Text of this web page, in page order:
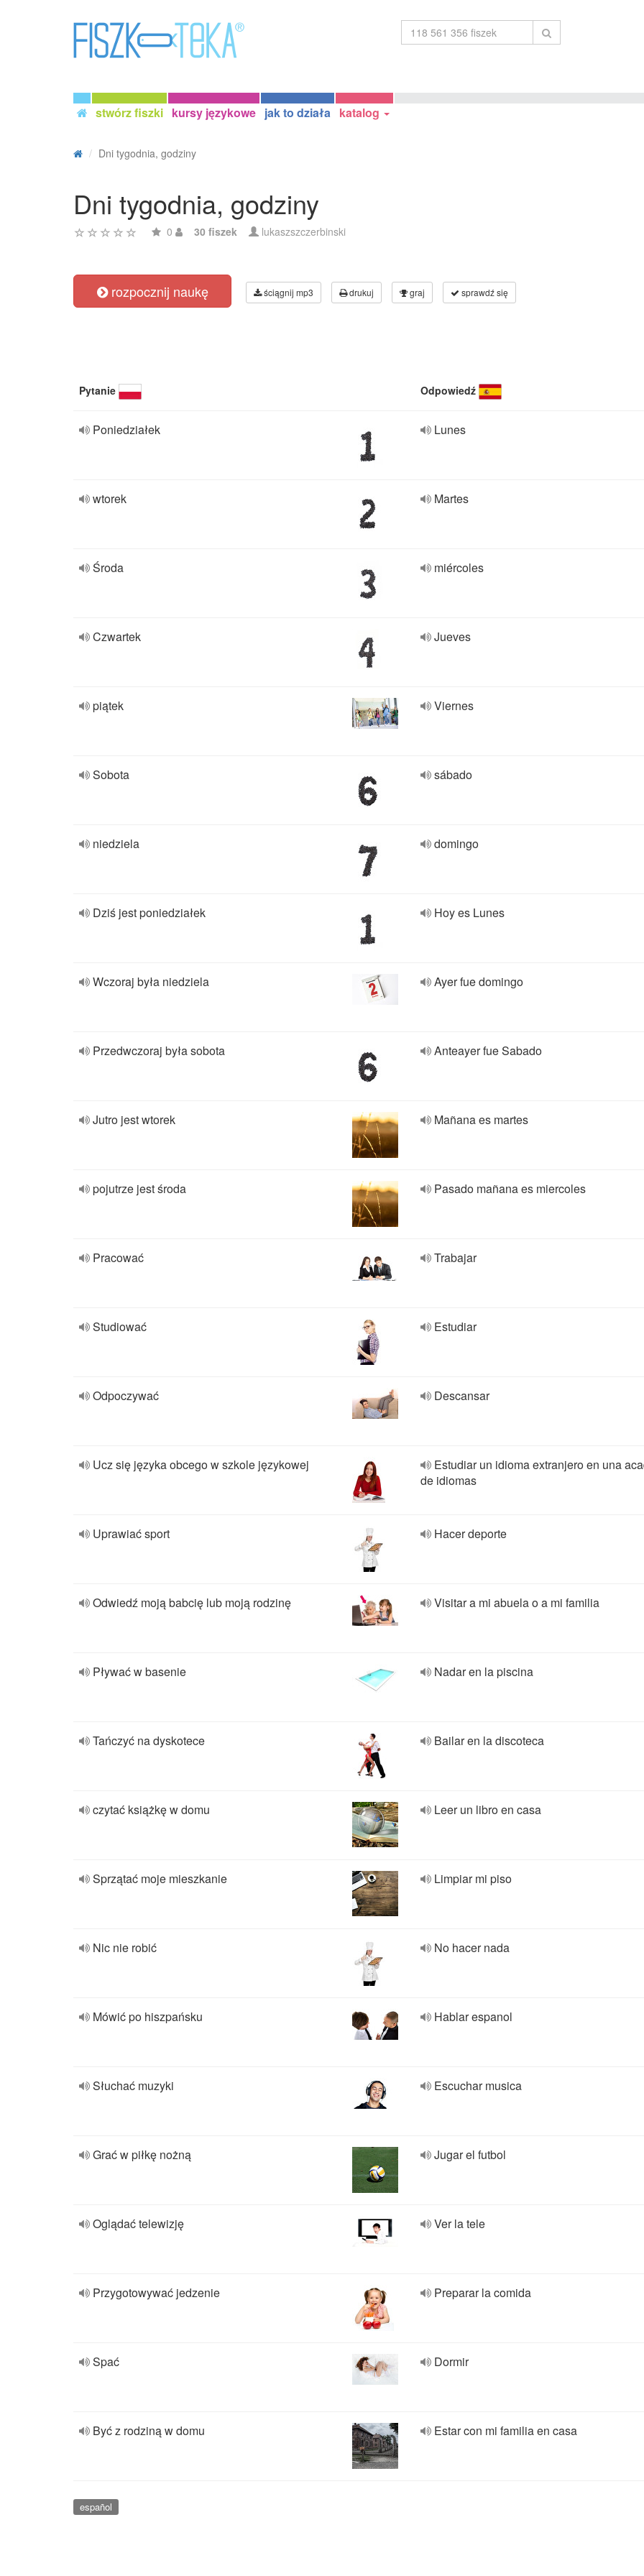
stwórz fiszki kursy językowe jak to działa katalog
Dni tygodnia, godziny
Dni tygodnia, godziny
0 30 fiszek lukaszszczerbinski
rozpocznij naukę ściągnij mp3 drukuj graj sprawdź się
Pytanie Odpowiedź
Poniedziałek Lunes
wtorek Martes
Środa miércoles
Czwartek Jueves
piątek Viernes
Sobota sábado
niedziela domingo
Dziś jest poniedziałek Hoy es Lunes
Wczoraj była niedziela Ayer fue domingo
Przedwczoraj była sobota Anteayer fue Sabado
Jutro jest wtorek Mañana es martes
pojutrze jest środa Pasado mañana es miercoles
Pracować Trabajar
Studiować Estudiar
Odpoczywać Descansar
Ucz się języka obcego w szkole językowej
Estudiar un idioma extranjero en una
de idiomas
Uprawiać sport Hacer deporte
Odwiedź moją babcię lub moją rodzinę Visitar a mi abuela o a mi familia
Pływać w basenie Nadar en la piscina
Tańczyć na dyskotece Bailar en la discoteca
czytać książkę w domu Leer un libro en casa
Sprzątać moje mieszkanie Limpiar mi piso
Nic nie robić No hacer nada
Mówić po hiszpańsku Hablar espanol
Słuchać muzyki Escuchar musica
Grać w piłkę nożną Jugar el futbol
Oglądać telewizję Ver la tele
Przygotowywać jedzenie Preparar la comida
Spać Dormir
Być z rodziną w domu Estar con mi familia en casa
español